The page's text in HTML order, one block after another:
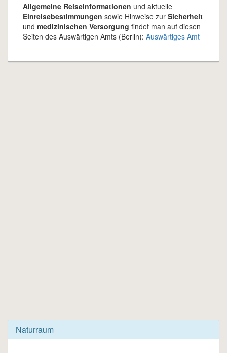
Allgemeine Reiseinformationen und aktuelle
Einreisebestimmungen sowie Hinweise zur Sicherheit
und medizinischen Versorgung findet man auf diesen
Seiten des Auswärtigen Amts (Berlin): Auswärtiges Amt
Naturraum